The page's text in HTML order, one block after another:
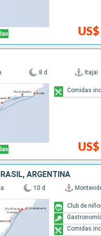
8 d Itajai
Comidas
ARGENTINA
10 d
Club de
Comidas